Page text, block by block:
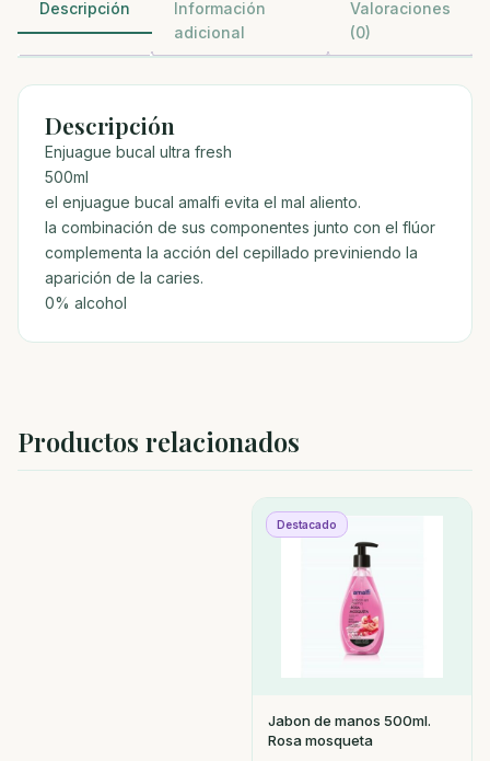
Descripción
Información
adicional
Valoraciones
(0)
Descripción
Enjuague bucal ultra fresh
500ml
el enjuague bucal amalfi evita el mal aliento.
la combinación de sus componentes junto con el flúor
complementa la acción del cepillado previniendo la
aparición de la caries.
0% alcohol
Productos relacionados
Destacado
Jabon de manos 500ml.
Rosa mosqueta